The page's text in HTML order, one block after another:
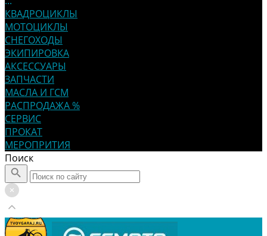
КВАДРОЦИКЛЫ
МОТОЦИКЛЫ
СНЕГОХОДЫ
ЭКИПИРОВКА
АКСЕССУАРЫ
ЗАПЧАСТИ
МАСЛА И ГСМ
РАСПРОДАЖА %
СЕРВИС
ПРОКАТ
МЕРОПРИТИЯ
Поиск